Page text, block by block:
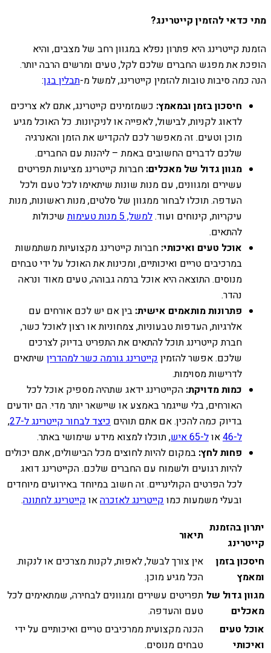
מתי כדאי להזמין קייטרינג?
הזמנת קייטרינג היא פתרון נפלא במגוון רחב של מצבים, והיא
הופכת את מפגש החברים שלכם לקל, טעים ומרשים הרבה יותר.
הנה כמה סיבות טובות להזמין קייטרינג, למשל מ-תבלין בגן:
חיסכון בזמן ובמאמץ: כשמזמינים קייטרינג, אתם לא צריכים
לדאוג לקניות, לבישול, לאפייה או לניקיונות. כל האוכל מגיע
מוכן וטעים. זה מאפשר לכם להקדיש את הזמן והאנרגיה
שלכם לדברים החשובים באמת – ליהנות עם החברים.
מגוון גדול של מאכלים: חברות קייטרינג מציעות תפריטים
עשירים ומגוונים, עם מנות שונות שיתאימו לכל טעם ולכל
העדפה. תוכלו לבחור ממגוון של סלטים, מנות ראשונות, מנות
עיקריות, קינוחים ועוד.למשל, 5 מנות טעימות
שיכולות
להתאים.
אוכל טעים ואיכותי: חברות קייטרינג מקצועיות משתמשות
במרכיבים טריים ואיכותיים, ומכינות את האוכל על ידי טבחים
מנוסים. התוצאה היא אוכל ברמה גבוהה, טעים מאוד ונראה
נהדר.
פתרונות מותאמים אישית: בין אם יש לכם אורחים עם
אלרגיות, העדפות טבעוניות, צמחוניות או רצון לאוכל כשר,
חברת קייטרינג תוכל להתאים את התפריט בדיוק לצרכים
שלכם. אפשר להזמיןקייטרינג גורמה כשר למהדרין שיתאים
לדרישות מסוימות.
כמות מדויקת: הקייטרינג ידאג שתהיה מספיק אוכל לכל
האורחים, בלי שייגמר באמצע או שיישאר יותר מדי. הם יודעים
בדיוק כמה להכין. אם אתם תוהים כיצד לבחור קייטרינג ל-27
,
ל-46
אול-65 איש
, תוכלו למצוא מידע שימושי באתר.
פחות לחץ: במקום להיות לחוצים מכל הבישולים, אתם יכולים
להיות רגועים ולשמוח עם החברים שלכם. הקייטרינג דואג
לכל הפרטים הקולינריים. זה חשוב במיוחד באירועים מיוחדים
ובעלי משמעות כמוקייטרינג לאזכרהאוקייטרינג לחתונה.
יתרון בהזמנת
קייטרינג
תיאור
חיסכון בזמן
ומאמץ
אין צורך לבשל, לאפות, לקנות מצרכים או לנקות.
הכל מגיע מוכן.
מגוון גדול של
מאכלים
תפריטים עשירים ומגוונים לבחירה, שמתאימים לכל
טעם והעדפה.
אוכל טעים
ואיכותי
הכנה מקצועית ממרכיבים טריים ואיכותיים על ידי
טבחים מנוסים.